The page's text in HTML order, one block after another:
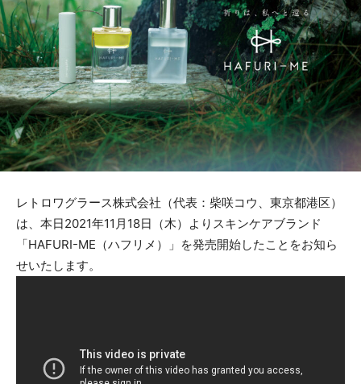
レトロワグラース株式会社（代表：柴咲コウ、東京都港区）
は、本日2021年11月18日（木）よりスキンケアブランド
「HAFURI-ME（ハフリメ）」を発売開始したことをお知ら
せいたします。